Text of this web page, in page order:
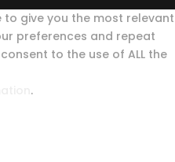
to give you the most relevant
preferences and repeat
to the use of ALL the
.